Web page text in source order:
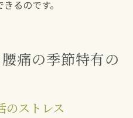
るのです。
痛の季節特有の
のストレス